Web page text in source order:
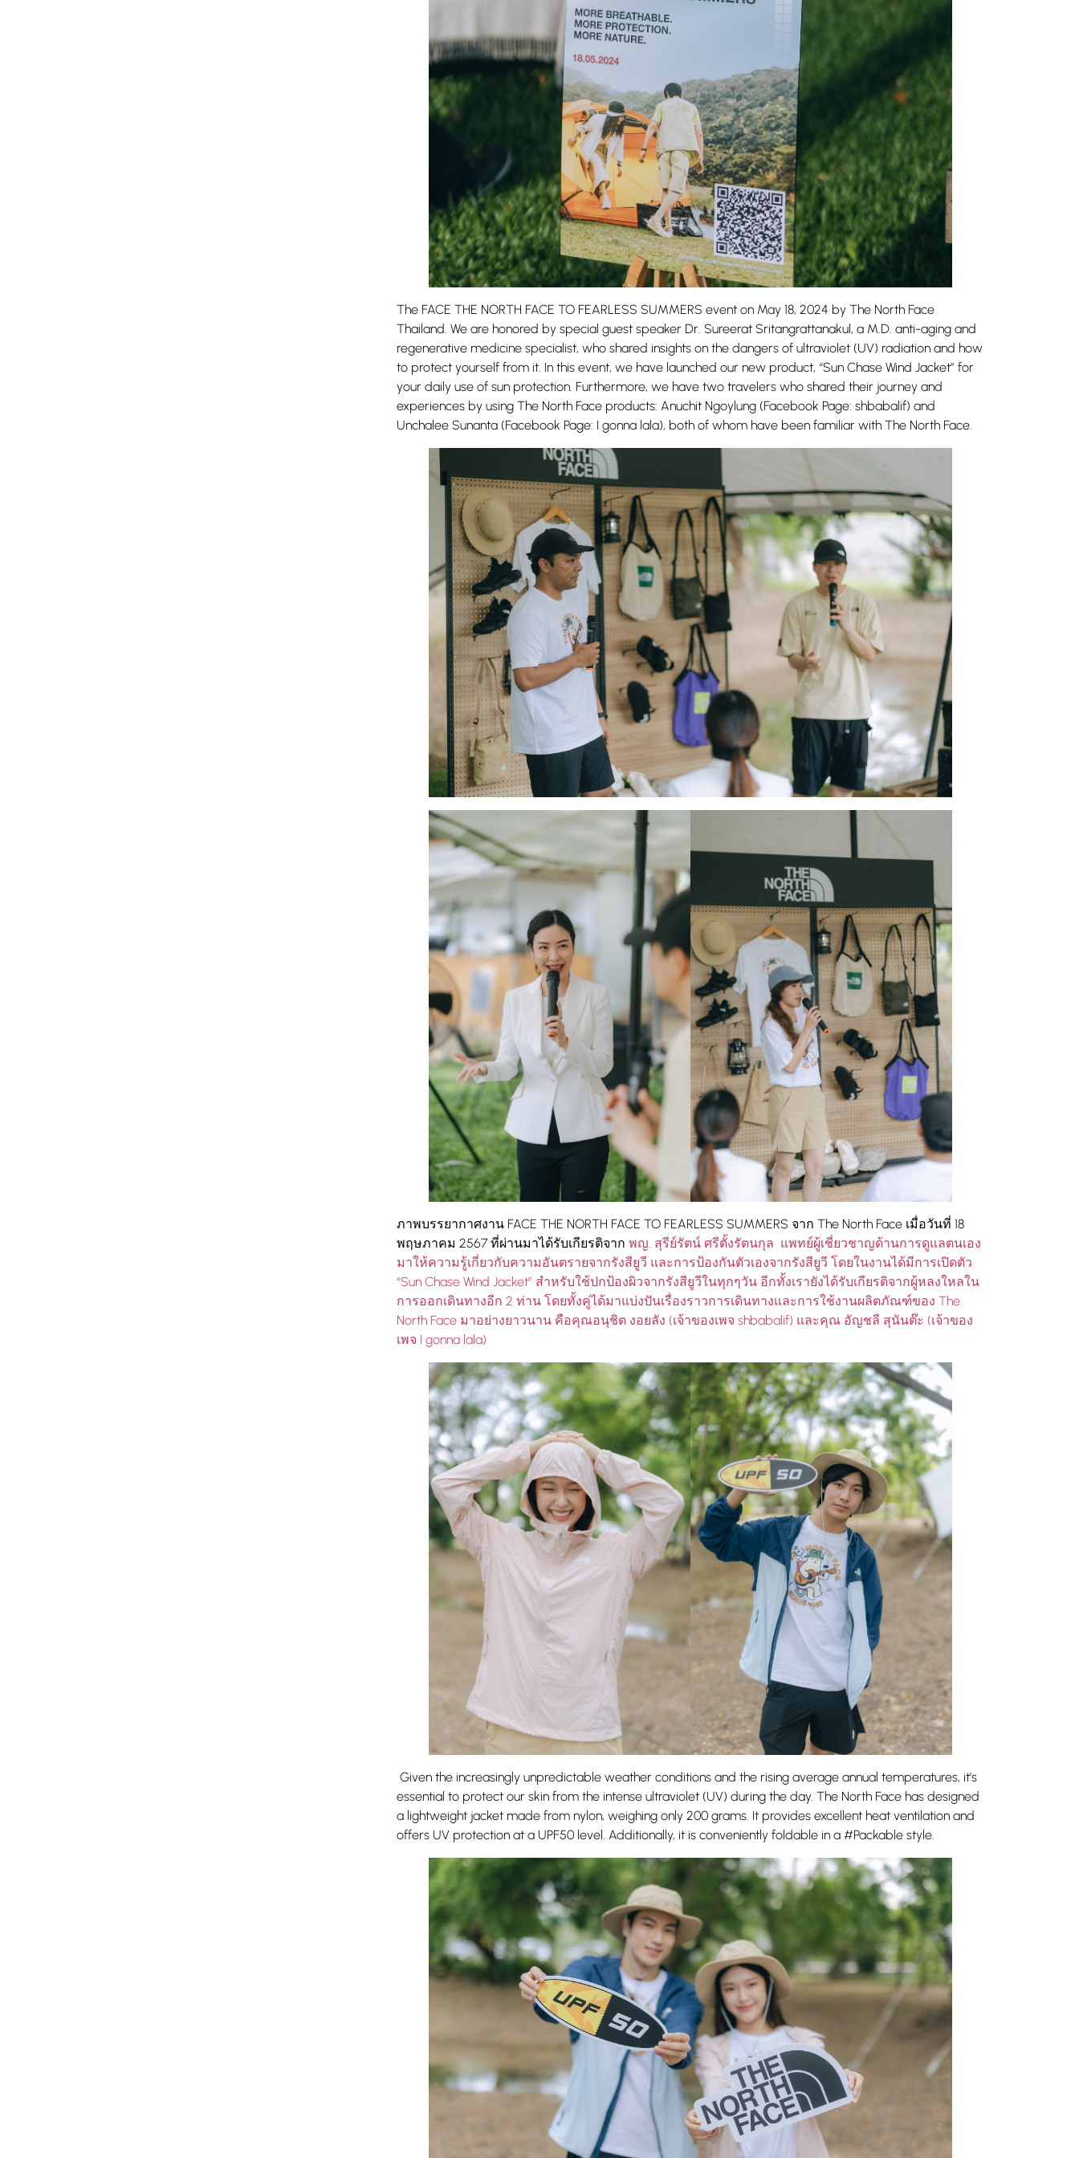
The FACE THE NORTH FACE TO FEARLESS SUMMERS event on May 18, 2024 by The North Face
Thailand. We are honored by special guest speaker Dr. Sureerat Sritangrattanakul, a M.D. anti-aging and
regenerative medicine specialist, who shared insights on the dangers of ultraviolet (UV) radiation and how
to protect yourself from it. In this event, we have launched our new product, “Sun Chase Wind Jacket” for
your daily use of sun protection. Furthermore, we have two travelers who shared their journey and
experiences by using The North Face products: Anuchit Ngoylung (Facebook Page: shbabalif) and
Unchalee Sunanta (Facebook Page: I gonna lala), both of whom have been familiar with The North Face.
ภาพบรรยากาศงาน FACE THE NORTH FACE TO FEARLESS SUMMERS จาก The North Face เมื่อวันที่ 18
พฤษภาคม 2567 ที่ผ่านมาได้รับเกียรติจาก พญ. สุรีย์รัตน์ ศรีตั้งรัตนกุล แพทย์ผู้เชี่ยวชาญด้านการดูแลตนเอง
มาให้ความรู้เกี่ยวกับความอันตรายจากรังสียูวี และการป้องกันตัวเองจากรังสียูวี โดยในงานได้มีการเปิดตัว
“Sun Chase Wind Jacket” สำหรับใช้ปกป้องผิวจากรังสียูวีในทุกๆวัน อีกทั้งเรายังได้รับเกียรติจากผู้หลงใหลใน
การออกเดินทางอีก 2 ท่าน โดยทั้งคู่ได้มาแบ่งปันเรื่องราวการเดินทางและการใช้งานผลิตภัณฑ์ของ The
North Face มาอย่างยาวนาน คือคุณอนุชิต งอยลัง (เจ้าของเพจ shbabalif) และคุณ อัญชลี สุนันต๊ะ (เจ้าของ
เพจ I gonna lala)
Given the increasingly unpredictable weather conditions and the rising average annual temperatures, it’s
essential to protect our skin from the intense ultraviolet (UV) during the day. The North Face has designed
a lightweight jacket made from nylon, weighing only 200 grams. It provides excellent heat ventilation and
offers UV protection at a UPF50 level. Additionally, it is conveniently foldable in a #Packable style.